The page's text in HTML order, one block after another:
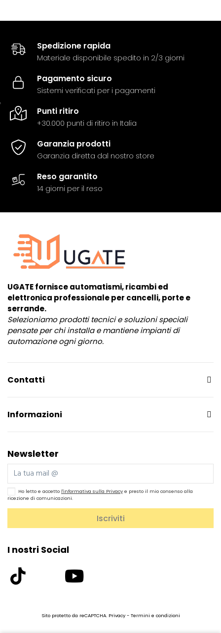
Spedizione rapida
Materiale disponibile spedito in 2/3 giorni
Pagamento sicuro
Sistemi verificati per i pagamenti
Punti ritiro
+30.000 punti di ritiro in Italia
Garanzia prodotti
Garanzia diretta dal nostro store
Reso garantito
14 giorni per il reso
UGATE fornisce automatismi, ricambi ed
elettronica professionale per cancelli, porte e
serrande.
Selezioniamo prodotti tecnici e soluzioni speciali
pensate per chi installa e mantiene impianti di
automazione ogni giorno.
Contatti
Informazioni
Newsletter
Ho letto e accetto l'informativa sulla Privacy e presto il mio consenso alla
ricezione di comunicazioni.
I nostri Social
Sito protetto da reCAPTCHA. Privacy- Termini e condizioni